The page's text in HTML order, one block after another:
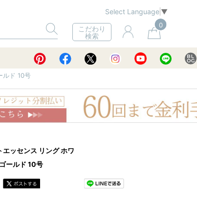
Select Language ▼
こだわり
検索
0
ルド 10号
ッセンス リング ホワ
ールド 10号